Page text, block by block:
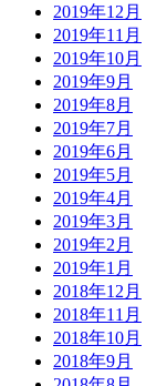
2019年12月
2019年11月
2019年10月
2019年9月
2019年8月
2019年7月
2019年6月
2019年5月
2019年4月
2019年3月
2019年2月
2019年1月
2018年12月
2018年11月
2018年10月
2018年9月